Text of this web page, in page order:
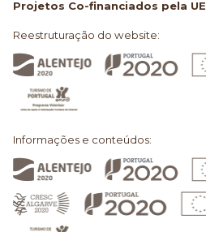
Projetos Co-financiados pela UE
Reestruturação do website:
Informações e conteúdos: